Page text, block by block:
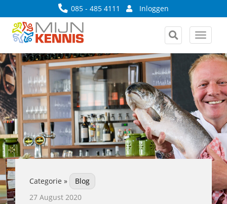
085 - 485 4111 Inloggen
Toggle
Categorie »
Blog
27 August 2020